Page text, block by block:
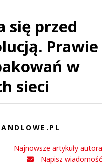
się przed
Prawie
w
sieci
Najnowsze artykuły autora
Napisz wiadomość